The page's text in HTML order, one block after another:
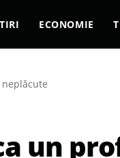
ECONOMIE
un